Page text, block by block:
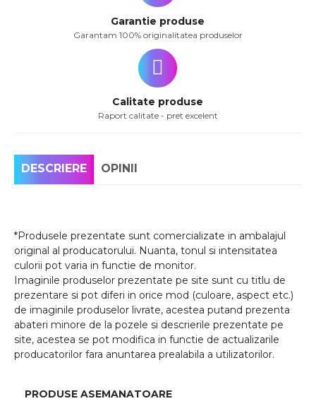
Garantie produse
Garantam 100% originalitatea produselor
Calitate produse
Raport calitate - pret excelent
DESCRIERE OPINII
*Produsele prezentate sunt comercializate in ambalajul
original al producatorului. Nuanta, tonul si intensitatea
culorii pot varia in functie de monitor.
Imaginile produselor prezentate pe site sunt cu titlu de
prezentare si pot diferi in orice mod (culoare, aspect etc.)
de imaginile produselor livrate, acestea putand prezenta
abateri minore de la pozele si descrierile prezentate pe
site, acestea se pot modifica in functie de actualizarile
producatorilor fara anuntarea prealabila a utilizatorilor.
PRODUSE ASEMANATOARE